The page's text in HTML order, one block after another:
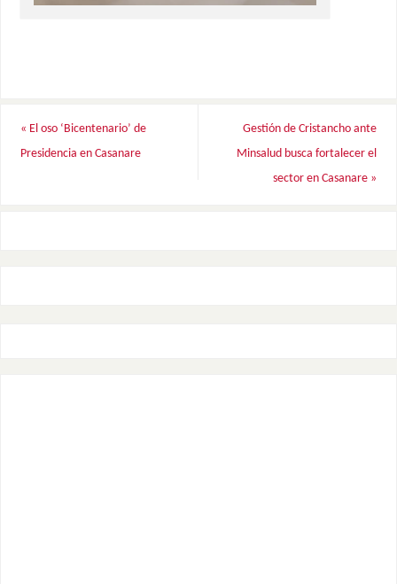
« El oso ‘Bicentenario’ de
Presidencia en Casanare
Gestión de Cristancho ante
Minsalud busca fortalecer el
sector en Casanare »